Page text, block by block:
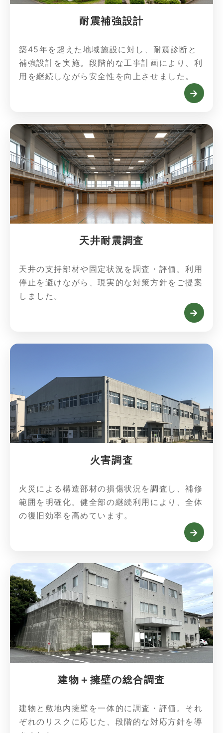
耐震補強設計
築45年を超えた地域施設に対し、耐震診断と
補強設計を実施。段階的な工事計画により、利
用を継続しながら安全性を向上させました。
→
天井耐震調査
天井の支持部材や固定状況を調査・評価。利用
停止を避けながら、現実的な対策方針をご提案
しました。
→
火害調査
火災による構造部材の損傷状況を調査し、補修
範囲を明確化。健全部の継続利用により、全体
の復旧効率を高めています。
→
建物＋擁壁の総合調査
建物と敷地内擁壁を一体的に調査・評価。それ
ぞれのリスクに応じた、段階的な対応方針を導